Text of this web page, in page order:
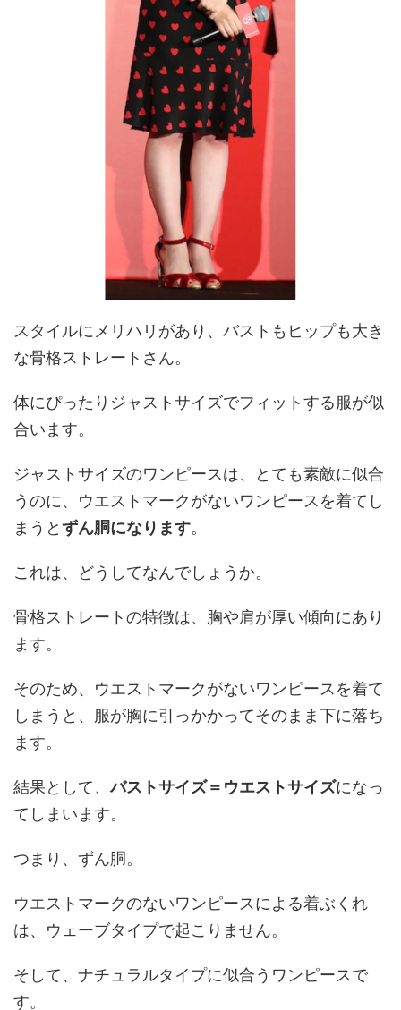
スタイルにメリハリがあり、バストもヒップも大き
な骨格ストレートさん。
体にぴったりジャストサイズでフィットする服が似
合います。
ジャストサイズのワンピースは、とても素敵に似合
うのに、ウエストマークがないワンピースを着てし
まうとずん胴になります。
これは、どうしてなんでしょうか。
骨格ストレートの特徴は、胸や肩が厚い傾向にあり
ます。
そのため、ウエストマークがないワンピースを着て
しまうと、服が胸に引っかかってそのまま下に落ち
ます。
結果として、バストサイズ＝ウエストサイズになっ
てしまいます。
つまり、ずん胴。
ウエストマークのないワンピースによる着ぶくれ
は、ウェーブタイプで起こりません。
そして、ナチュラルタイプに似合うワンピースで
す。